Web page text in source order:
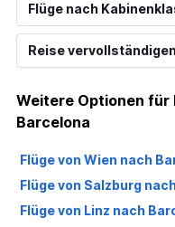
Flüge nach
Reise vervollständigen
Weitere Optionen für
Barcelona
Flüge von Wien nach
Flüge von Salzburg
Flüge von Linz nach